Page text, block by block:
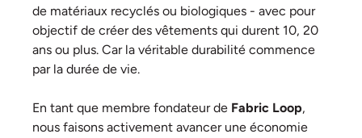
de matériaux recyclés ou biologiques - avec pour
objectif de créer des vêtements qui durent 10, 20
ans ou plus. Car la véritable durabilité commence
par la durée de vie.
En tant que membre fondateur de Fabric Loop,
nous faisons activement avancer une économie